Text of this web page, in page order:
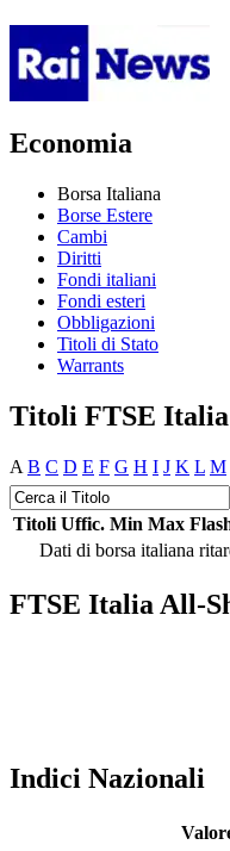
Economia
Borsa Italiana
Borse Estere
Cambi
Diritti
Fondi italiani
Fondi esteri
Obbligazioni
Titoli di Stato
Warrants
Titoli FTSE
A B C D E F G H I J K L M
Titoli Uffic. Min Max
Dati di borsa italiana
FTSE Italia All-
Indici Nazionali